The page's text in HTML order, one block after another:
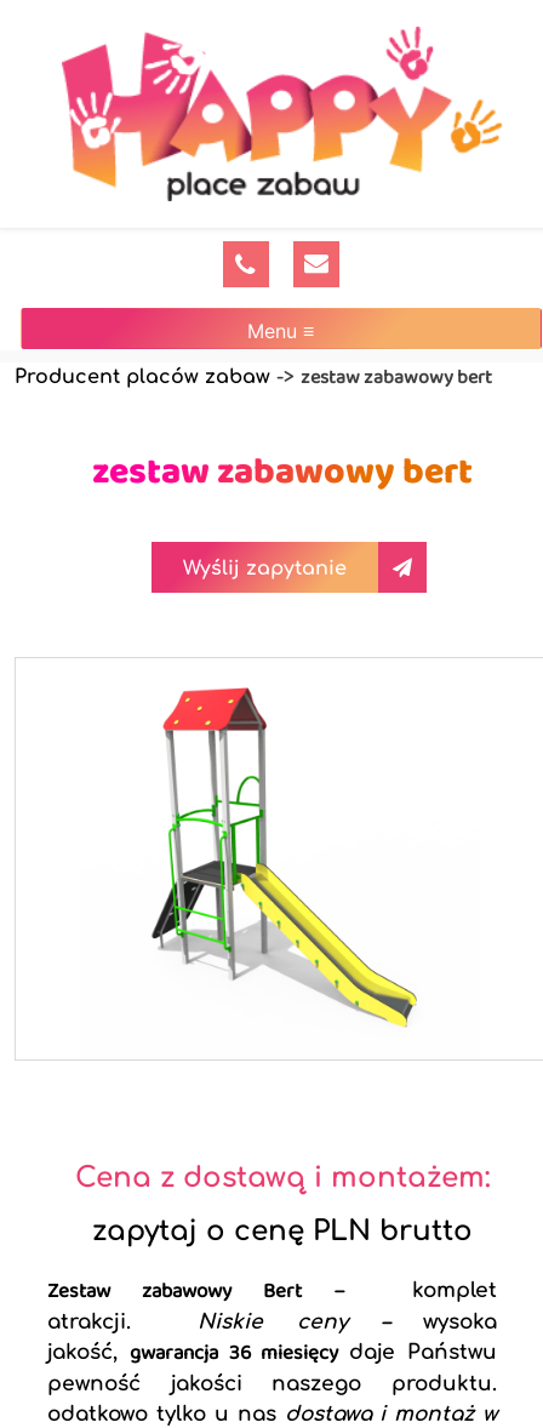
Menu ≡
Producent placów zabaw -> zestaw zabawowy bert
zestaw zabawowy bert
Wyślij zapytanie
Cena z dostawą i montażem:
zapytaj o cenę PLN brutto
Zestaw zabawowy Bert– komplet
atrakcji. Niskie ceny –wysoka
jakość,gwarancja 36 miesięcy daje Państwu
pewność jakości naszego produktu.
odatkowo tylko u nas dostawa i montaż w